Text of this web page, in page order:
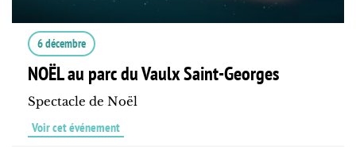
6 décembre
NOËL au parc du Vaulx Saint-Georges
Spectacle de Noël
Voir cet événement